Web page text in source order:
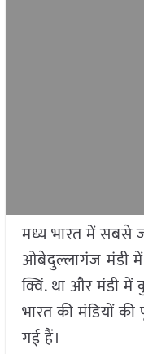
मध्य भारत में सबसे
ओबेदुल्लागंजमंडी
क्विं. था और मंडी
भारत की मंडियों
गई हैं।